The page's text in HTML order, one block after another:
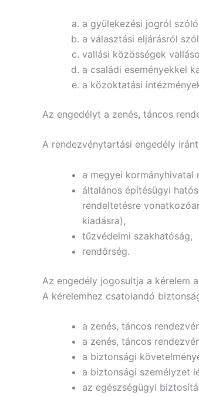
a gyülekezési jogról
a választási eljárásról
vallási közösségek
a családi eseményekkel
a közoktatási
Az engedélyt a zenés, táncos
A rendezvénytartási engedély
a megyei kormányhivatal
általános építésügyi
rendeltetésre
kiadásra),
tűzvédelmi szakhatóság,
rendőrség.
Az engedély jogosultja a kérelem
A kérelemhez csatolandó
a zenés, táncos
a zenés, táncos
a biztonsági
a biztonsági személyzet
az egészségügyi